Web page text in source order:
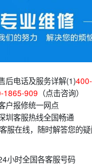
后电话及服务详解(1)
1865-909 （点击咨询）
户报修统一网点
圳客服热线全国畅通
服在线，随时解答您的
小时全国各客服号码